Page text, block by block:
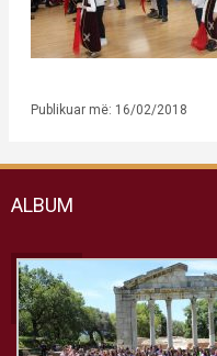
Publikuar më: 16/02/2018
ALBUM